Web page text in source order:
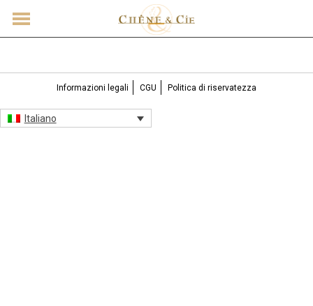
CONTATTO
Informazioni legali CGU Politica di riservatezza
Italiano